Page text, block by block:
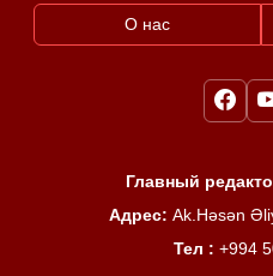
О нас
Главный
Адрес: Ak.Həsən
Тел : +994